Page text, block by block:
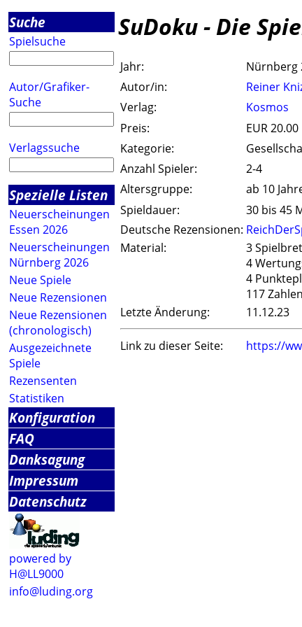
Suche
Spielsuche
Autor/Grafiker-
Suche
Verlagssuche
Spezielle Listen
Neuerscheinungen
Essen 2026
Neuerscheinungen
Nürnberg 2026
Neue Spiele
Neue Rezensionen
Neue Rezensionen
(chronologisch)
Ausgezeichnete
Spiele
Rezensenten
Statistiken
Konfiguration
FAQ
Danksagung
Impressum
Datenschutz
powered by
H@LL9000
info@luding.org
SuDoku - Die
Jahr:
Nürnberg
Autor/in:
Reiner
Verlag:
Kosmos
Preis:
EUR 20.00
Kategorie:
Anzahl Spieler:
2-4
Altersgruppe:
ab 10
Spieldauer:
30 bis 45
Deutsche Rezensionen:
Material:
3
4
4
117
Letzte Änderung:
11.12.23
Link zu dieser Seite: https://